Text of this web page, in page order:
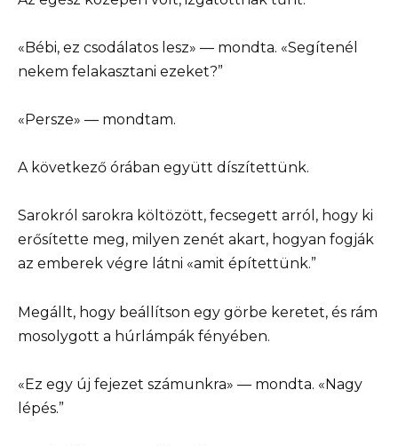
«Bébi, ez csodálatos lesz» — mondta. «Segítenél
nekem felakasztani ezeket?”
«Persze» — mondtam.
A következő órában együtt díszítettünk.
Sarokról sarokra költözött, fecsegett arról, hogy ki
erősítette meg, milyen zenét akart, hogyan fogják
az emberek végre látni «amit építettünk.”
Megállt, hogy beállítson egy görbe keretet, és rám
mosolygott a húrlámpák fényében.
«Ez egy új fejezet számunkra» — mondta. «Nagy
lépés.”